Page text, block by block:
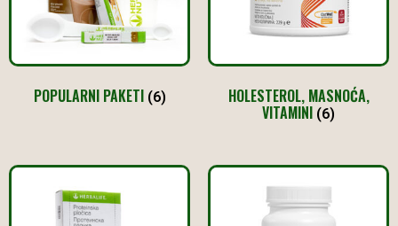
POPULARNI PAKETI (6) HOLESTEROL, MASNOĆA,
VITAMINI (6)